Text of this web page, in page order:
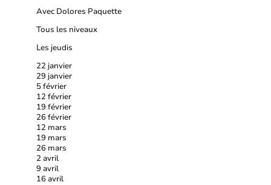
Avec Dolores Paquette
Tous les niveaux
Les jeudis
22 janvier
29 janvier
5 février
12 février
19 février
26 février
12 mars
19 mars
26 mars
2 avril
9 avril
16 avril